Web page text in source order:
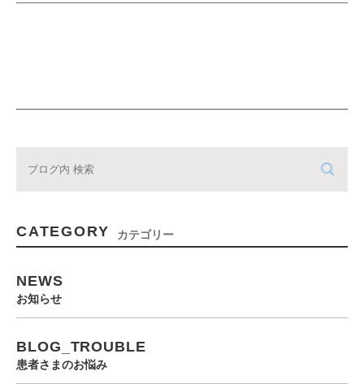
CATEGORY カテゴリー
NEWS
お知らせ
BLOG_TROUBLE
患者さまのお悩み